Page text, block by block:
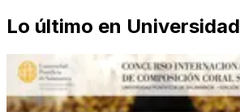
Lo último en Universidad